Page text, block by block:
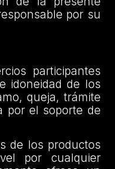
por su
participantes
idoneidad de los
queja, trámite
por el soporte de
de los productos
por cualquier